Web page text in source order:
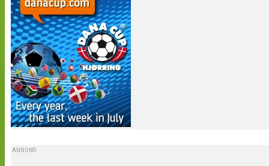
ANNONS